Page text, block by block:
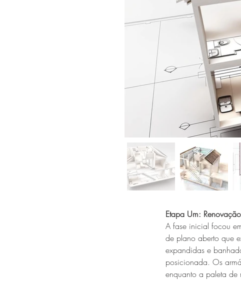
Etapa Um:
A fase inicial focou
de plano aberto que
expandidas e
posicionada. Os
enquanto a paleta de